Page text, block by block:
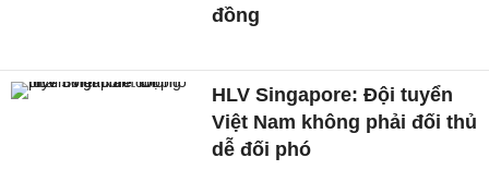
đồng
HLV Singapore: Đội tuyển
Việt Nam không phải đối thủ
dễ đối phó